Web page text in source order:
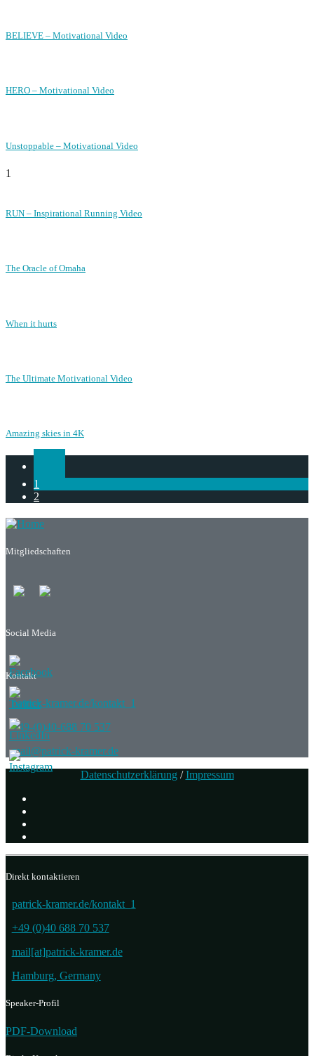
BELIEVE – Motivational Video
HERO – Motivational Video
Unstoppable – Motivational Video
1
RUN – Inspirational Running Video
The Oracle of Omaha
When it hurts
The Ultimate Motivational Video
Amazing skies in 4K
1
2
Mitgliedschaften
Social Media
Kontakt
patrick-kramer.de/kontakt_1
+49-(0)40-688 70 537
mail@patrick-kramer.de
Datenschutzerklärung /Impressum
Direkt kontaktieren
patrick-kramer.de/kontakt_1
+49 (0)40 688 70 537
mail[at]patrick-kramer.de
Hamburg, Germany
Speaker-Profil
PDF-Download